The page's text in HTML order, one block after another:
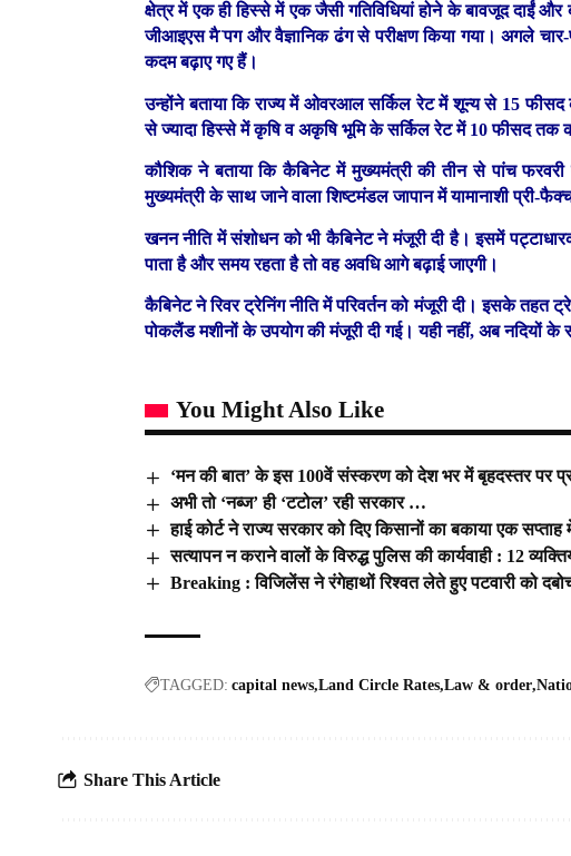
क्षेत्र में एक ही हिस्से में एक जैसी गतिविधियां होने के बावजूद
जीआइएस मै¨पग और वैज्ञानिक ढंग से परीक्षण किया गया। अगले चार-
कदम बढ़ाए गए हैं।
उन्होंने बताया कि राज्य में ओवरआल सर्किल रेट में शून्य से 15
से ज्यादा हिस्से में कृषि व अकृषि भूमि के सर्किल रेट में 10 फीसद तक
कौशिक ने बताया कि कैबिनेट में मुख्यमंत्री की तीन से पांच फरवरी
मुख्यमंत्री के साथ जाने वाला शिष्टमंडल जापान में यामानाशी प्री-
खनन नीति में संशोधन को भी कैबिनेट ने मंजूरी दी है। इसमें
पाता है और समय रहता है तो वह अवधि आगे बढ़ाई जाएगी।
कैबिनेट ने रिवर ट्रेनिंग नीति में परिवर्तन को मंजूरी दी। इसके तहत
पोकलैंड मशीनों के उपयोग की मंजूरी दी गई। यही नहीं, अब नदियों के
You Might Also Like
‘मन की बात’ के इस 100वें संस्करण को देश भर में बृहदस्तर पर
अभी तो ‘नब्ज’ ही ‘टटोल’ रही सरकार …
हाई कोर्ट ने राज्य सरकार को दिए किसानों का बकाया एक
सत्यापन न कराने वालों के विरुद्ध पुलिस की कार्यवाही : 12
Breaking : विजिलेंस ने रंगेहाथों रिश्वत लेते हुए पटवारी को
TAGGED: capital news Land Circle Rates Law & order
Share This Article